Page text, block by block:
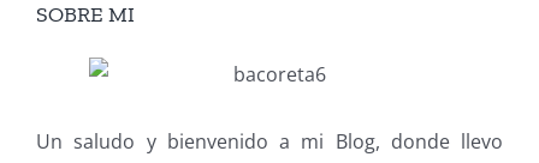
SOBRE MI
Un saludo y bienvenido a mi Blog, donde llevo